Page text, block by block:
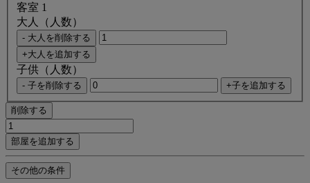
客室 1
大人（人数）
- 大人を削除する
+大人を追加する
子供（人数）
- 子を削除する +子を追加する
削除する
部屋を追加する
その他の条件